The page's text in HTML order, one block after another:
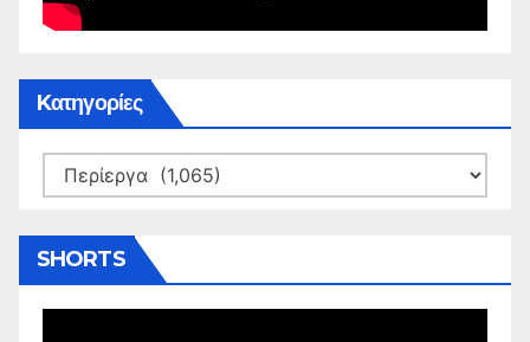
Kατηγορίες
Kατηγορίες
SHORTS